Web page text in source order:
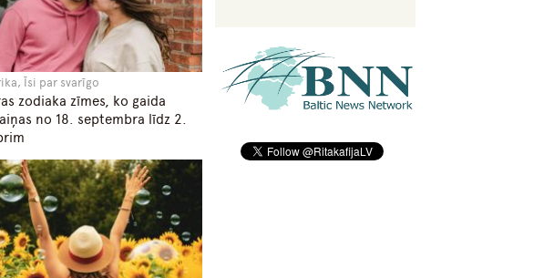
Īsi par svarīgo
zodiaka zīmes, ko gaida
no 18. septembra līdz 2.